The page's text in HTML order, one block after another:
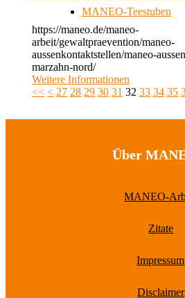
MANEO-Teestuben
https://maneo.de/maneo-
arbeit/gewaltpraevention/maneo-
aussenkontaktstellen/maneo-
marzahn-nord/
Weitere Informationen
<< < 27 28 29 30 31 32 33 34 35
Über
MANEO-
Zitate
Impressum
Disclaimer